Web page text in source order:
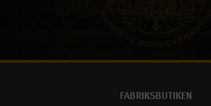
FABRIKSBUTIKEN